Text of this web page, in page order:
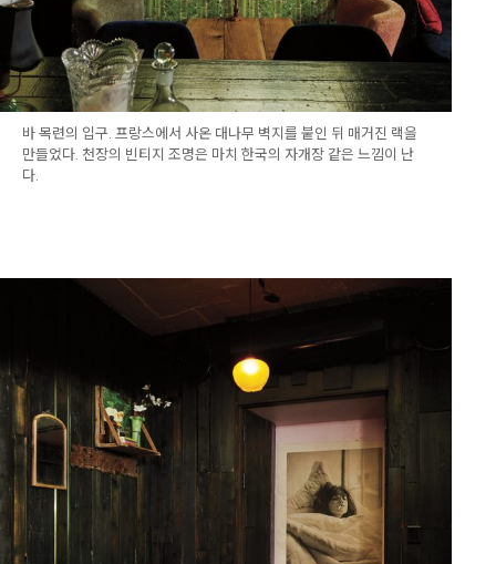
바 목련의 입구. 프랑스에서 사온 대나무 벽지를 붙인 뒤 매거진 랙을
만들었다. 천장의 빈티지 조명은 마치 한국의 자개장 같은 느낌이 난
다.